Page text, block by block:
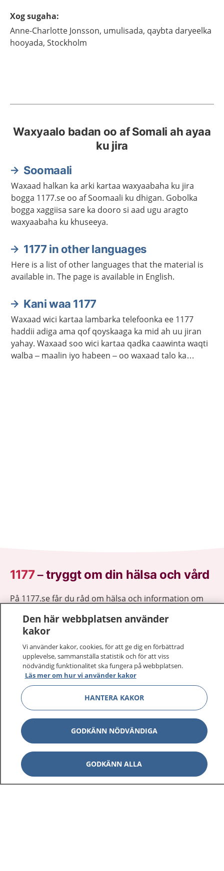
Xog sugaha:
Anne-Charlotte Jonsson, umulisada, qaybta daryeelka
hooyada, Stockholm
Waxyaalo badan oo af Somali ah ayaa
ku jira
Soomaali
Waxaad halkan ka arki kartaa waxyaabaha ku jira
bogga 1177.se oo af Soomaali ku dhigan. Gobolka
bogga xaggiisa sare ka dooro si aad ugu aragto
waxyaabaha ku khuseeya.
1177 in other languages
Here is a list of other languages that the material is
available in. The page is available in English.
Kani waa 1177
Waxaad wici kartaa lambarka telefoonka ee 1177
haddii adiga ama qof qoyskaaga ka mid ah uu jiran
yahay. Waxaad soo wici kartaa qadka caawinta waqti
walba – maalin iyo habeen – oo waxaad talo ka
1177–tryggt om din hälsa och vård
På 1177.se får du råd om hälsa och information om
Logga in för att läsa din journal och göra dina
vårdärenden. Ring telefonnummer 1177 för
sjukvårdsrådgivning dygnet runt.
1177 ger dig råd när du vill må bättre.
1177 på flera språk Show
Om 1177
Kontakt Show
Den här webbplatsen använder
kakor
Vi använder kakor, cookies, för att ge dig en förbättrad
upplevelse, sammanställa statistik och för att viss
nödvändig funktionalitet ska fungera på webbplatsen.
Läs mer om hur vi använder kakor
HANTERA KAKOR
GODKÄNN NÖDVÄNDIGA
GODKÄNN ALLA